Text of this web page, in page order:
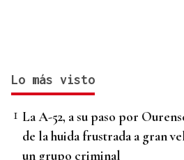
Lo más visto
La A-52, a su paso por
de la huida frustrada a gran
un grupo criminal